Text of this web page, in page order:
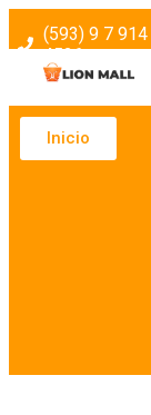
(593) 9 7 914
4526
Inicio